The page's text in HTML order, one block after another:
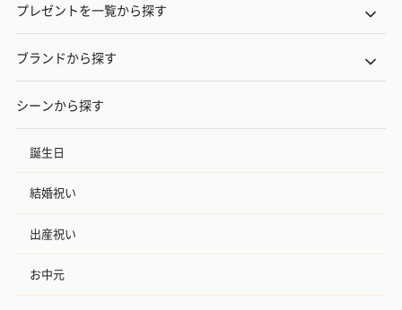
プレゼントを一覧から探す
ブランドから探す
シーンから探す
誕生日
結婚祝い
出産祝い
お中元